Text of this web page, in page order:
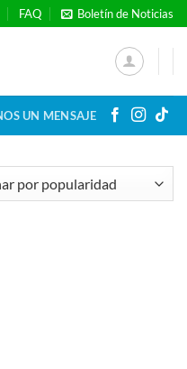
FAQ Boletín de Noticias
UN MENSAJE